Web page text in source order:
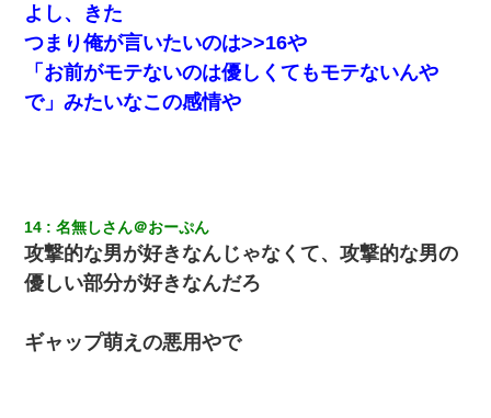
よし、きた
つまり俺が言いたいのは>>16や
「お前がモテないのは優しくてもモテないんや
で」みたいなこの感情や
14 名無しさん＠おーぷん
攻撃的な男が好きなんじゃなくて、攻撃的な男の
優しい部分が好きなんだろ
ギャップ萌えの悪用やで